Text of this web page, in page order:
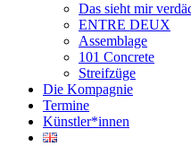
Das sieht mir
ENTRE DEUX
Assemblage
101 Concrete
Streifzüge
Die Kompagnie
Termine
Künstler*innen